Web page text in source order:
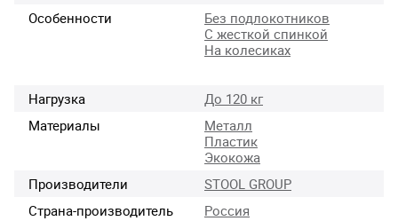
Особенности
Без подлокотников
С жесткой спинкой
На колесиках
Нагрузка
До 120 кг
Материалы
Металл
Пластик
Экокожа
Производители
STOOL GROUP
Страна-производитель
Россия